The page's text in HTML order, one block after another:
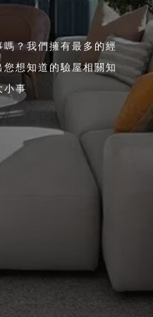
？我們擁有最多的經
想知道的驗屋相關知
小事